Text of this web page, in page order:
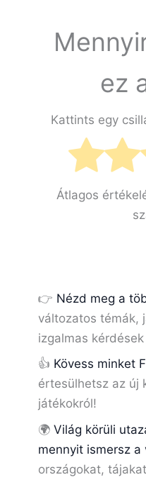
ez
Kattints egy
Átlagos
👉 Nézd meg a
változatos témák,
izgalmas
👍 Kövess minket
értesülhetsz az új
játékokról!
🌍 Világ körüli
mennyit ismersz a
országokat,